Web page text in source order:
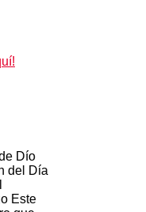
Dío
del Día
Este